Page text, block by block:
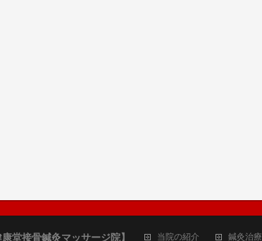
堂接骨鍼灸マッサージ院】 当院の紹介 鍼灸治療